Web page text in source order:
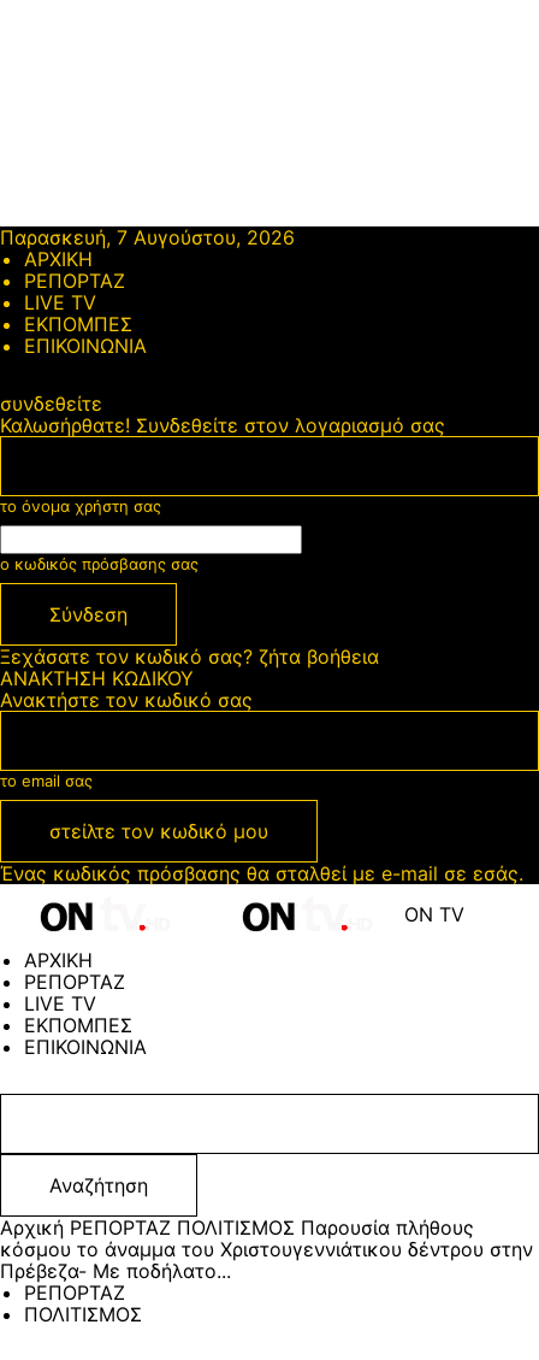
Παρασκευή, 7 Αυγούστου, 2026
ΑΡΧΙΚΗ
ΡΕΠΟΡΤΑΖ
LIVE TV
ΕΚΠΟΜΠΕΣ
ΕΠΙΚΟΙΝΩΝΙΑ
συνδεθείτε
Καλωσήρθατε! Συνδεθείτε στον λογαριασμό σας
το όνομα χρήστη σας
ο κωδικός πρόσβασης σας
Ξεχάσατε τον κωδικό σας? ζήτα βοήθεια
ΑΝΑΚΤΗΣΗ ΚΩΔΙΚΟΥ
Ανακτήστε τον κωδικό σας
το email σας
Ένας κωδικός πρόσβασης θα σταλθεί με e-mail σε εσάς.
ON TV
ΑΡΧΙΚΗ
ΡΕΠΟΡΤΑΖ
LIVE TV
ΕΚΠΟΜΠΕΣ
ΕΠΙΚΟΙΝΩΝΙΑ
Αρχική ΡΕΠΟΡΤΑΖ ΠΟΛΙΤΙΣΜΟΣ Παρουσία πλήθους
κόσμου το άναμμα του Χριστουγεννιάτικου δέντρου στην
Πρέβεζα- Με ποδήλατο...
ΡΕΠΟΡΤΑΖ
ΠΟΛΙΤΙΣΜΟΣ